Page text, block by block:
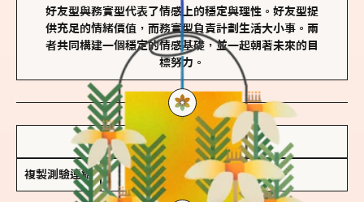
好友型與務實型代表了情感上的穩定與理性。好友型提
供充足的情緒價值，而務實型負責計劃生活大小事。兩
者共同構建一個穩定的情感基礎，並一起朝著未來的目
標努力。
儲存我的結果圖
複製測驗連結 查看香氛類型全解析 >>>